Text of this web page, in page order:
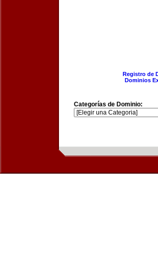
Registro de
Dominios
Categorías de Dominio: